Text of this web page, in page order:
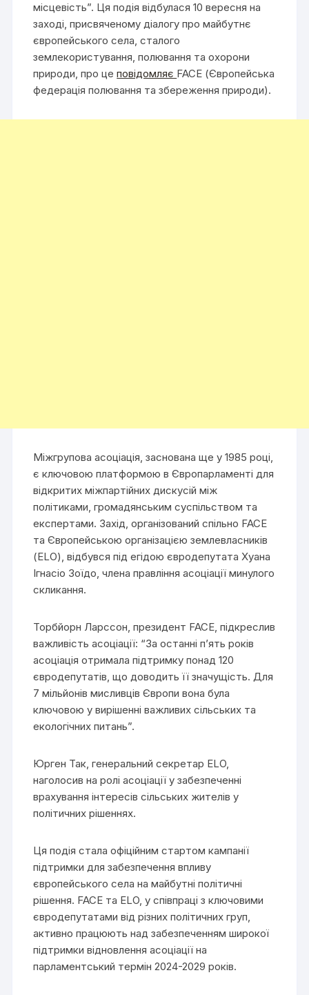
місцевість”. Ця подія відбулася 10 вересня на
заході, присвяченому діалогу про майбутнє
європейського села, сталого
землекористування, полювання та охорони
природи, про цеповідомляє FACE (Європейська
федерація полювання та збереження природи).
Міжгрупова асоціація, заснована ще у 1985 році,
є ключовою платформою в Європарламенті для
відкритих міжпартійних дискусій між
політиками, громадянським суспільством та
експертами. Захід, організований спільно FACE
та Європейською організацією землевласників
(ELO), відбувся під егідою євродепутата Хуана
Ігнасіо Зоїдо, члена правління асоціації минулого
скликання.
Торбйорн Ларссон, президент FACE, підкреслив
важливість асоціації: “За останні п’ять років
асоціація отримала підтримку понад 120
євродепутатів, що доводить її значущість. Для
7 мільйонів мисливців Європи вона була
ключовою у вирішенні важливих сільських та
екологічних питань”.
Юрген Так, генеральний секретар ELO,
наголосив на ролі асоціації у забезпеченні
врахування інтересів сільських жителів у
політичних рішеннях.
Ця подія стала офіційним стартом кампанії
підтримки для забезпечення впливу
європейського села на майбутні політичні
рішення. FACE та ELO, у співпраці з ключовими
євродепутатами від різних політичних груп,
активно працюють над забезпеченням широкої
підтримки відновлення асоціації на
парламентський термін 2024-2029 років.